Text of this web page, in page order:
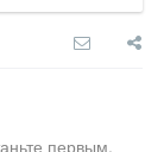
первым.